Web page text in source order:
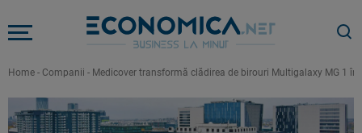
Home - Companii - Medicover transformă clădirea de birouri Multigalaxy MG 1